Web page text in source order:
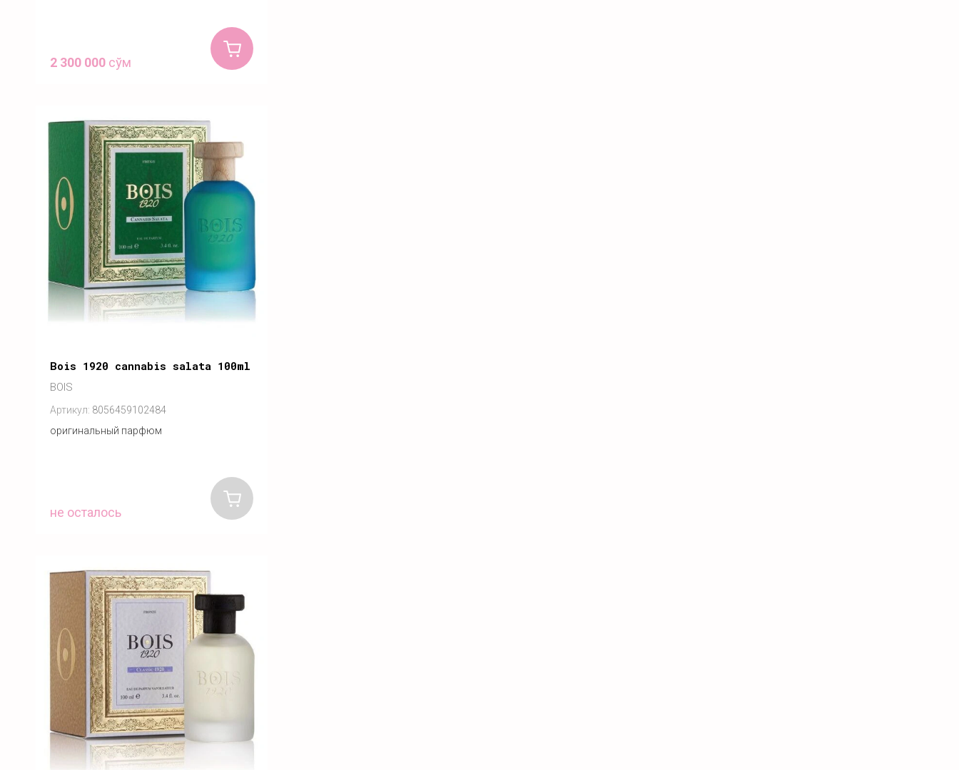
2 300 000 сўм
Bois 1920 cannabis salata 100ml
BOIS
Артикул: 8056459102484
оригинальный парфюм
не осталось